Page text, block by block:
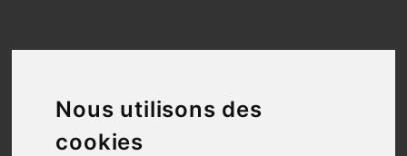
Nous utilisons des
cookies